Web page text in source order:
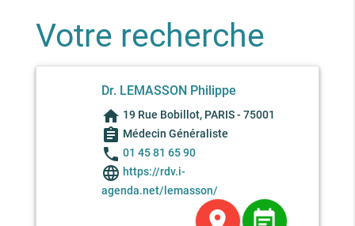
Votre recherche
Dr. LEMASSON Philippe
home 19 Rue Bobillot, PARIS - 75001
assignment Médecin Généraliste
phone 01 45 81 65 90
language https://rdv.i-
agenda.net/lemasson/